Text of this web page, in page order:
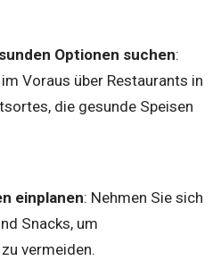
Optionen suchen:
Voraus über Restaurants in
die gesunde Speisen
einplanen: Nehmen Sie sich
Snacks, um
vermeiden.